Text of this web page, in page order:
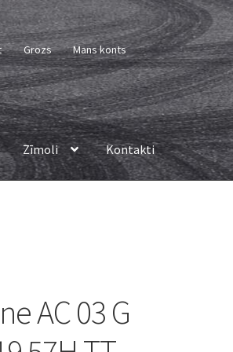
Grozs Mans konts
Zīmoli Kontakti
AC 03 G